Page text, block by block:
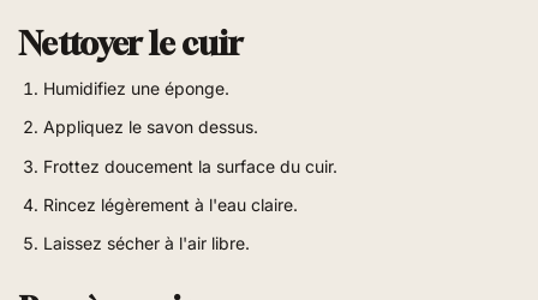
Nettoyer le cuir
Humidifiez une éponge.
Appliquez le savon dessus.
Frottez doucement la surface du cuir.
Rincez légèrement à l'eau claire.
Laissez sécher à l'air libre.